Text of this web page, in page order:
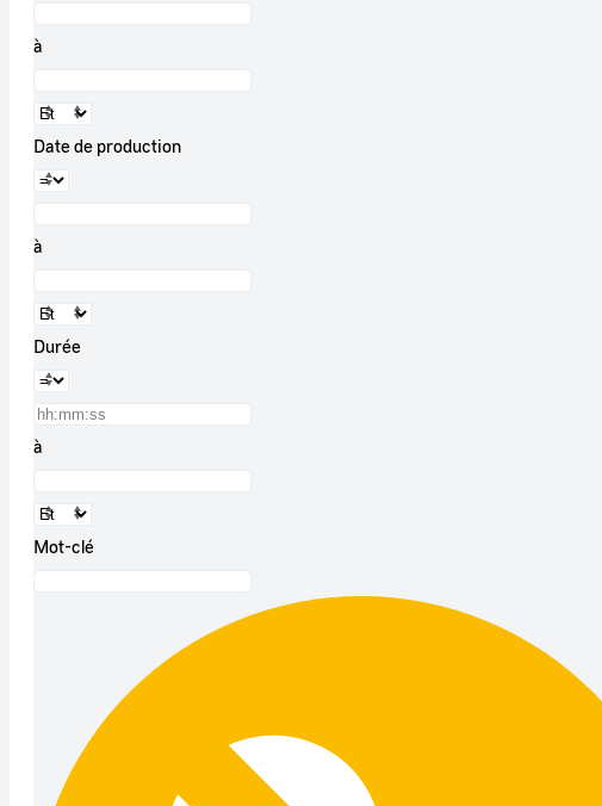
à
Date de production
à
Durée
à
Mot-clé